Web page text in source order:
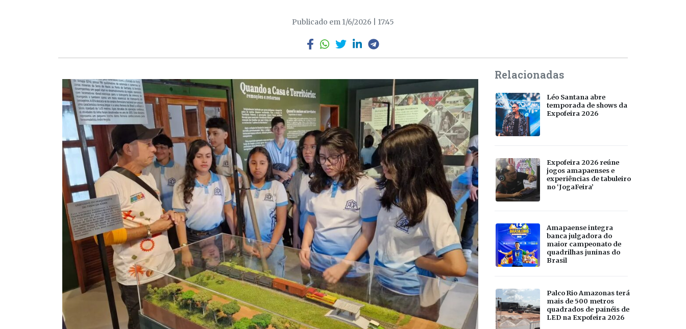
Publicado em 1/6/2026 | 17:45
Relacionadas
Léo Santana abre
temporada de shows da
Expofeira 2026
Expofeira 2026 reúne
jogos amapaenses e
experiências de tabuleiro
no ‘JogaFeira’
Amapaense integra
banca julgadora do
maior campeonato de
quadrilhas juninas do
Brasil
Palco Rio Amazonas terá
mais de 500 metros
quadrados de painéis de
LED na Expofeira 2026